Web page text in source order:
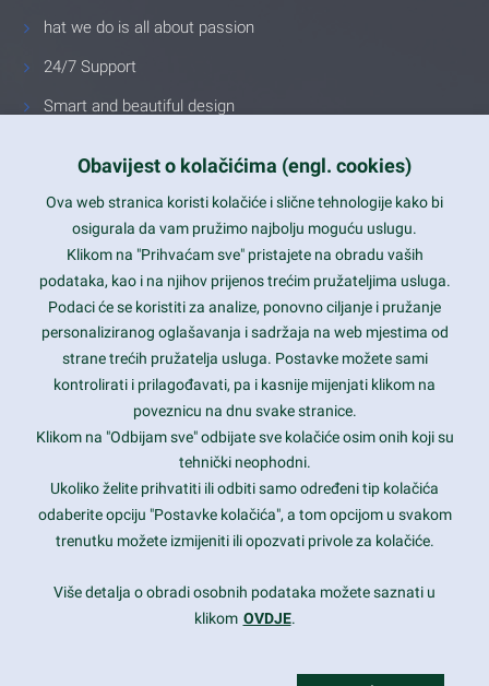
hat we do is all about passion
24/7 Support
Smart and beautiful design
Latest trends and much more...
Contact Info
1600 Amphitheatre Parkway, Mountain View, CA 94043
prothemes.net@gmail.com
Daily: 9:00 am - 6:00 pm
Sunday: Closed
Copyright 2017FRESHFACE© All Rights Reserved
Obavijest o kolačićima (engl. cookies)
Ova web stranica koristi kolačiće i slične tehnologije kako bi
osigurala da vam pružimo najbolju moguću uslugu.
Klikom na "Prihvaćam sve" pristajete na obradu vaših
podataka, kao i na njihov prijenos trećim pružateljima usluga.
Podaci će se koristiti za analize, ponovno ciljanje i pružanje
personaliziranog oglašavanja i sadržaja na web mjestima od
strane trećih pružatelja usluga. Postavke možete sami
kontrolirati i prilagođavati, pa i kasnije mijenjati klikom na
poveznicu na dnu svake stranice.
Klikom na "Odbijam sve" odbijate sve kolačiće osim onih koji su
tehnički neophodni.
Ukoliko želite prihvatiti ili odbiti samo određeni tip kolačića
odaberite opciju "Postavke kolačića", a tom opcijom u svakom
trenutku možete izmijeniti ili opozvati privole za kolačiće.
Više detalja o obradi osobnih podataka možete saznati u
klikom OVDJE.